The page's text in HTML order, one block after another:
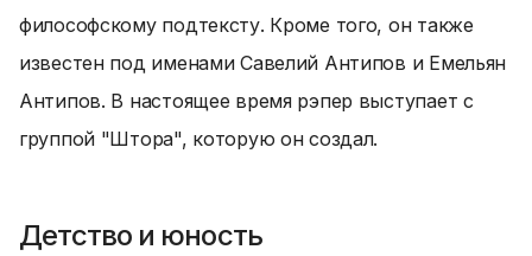
философскому подтексту. Кроме того, он также
известен под именами Савелий Антипов и Емельян
Антипов. В настоящее время рэпер выступает с
группой "Штора", которую он создал.
Детство и юность